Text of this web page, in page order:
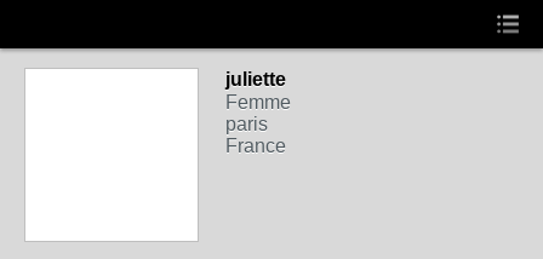
juliette
Femme
paris
France